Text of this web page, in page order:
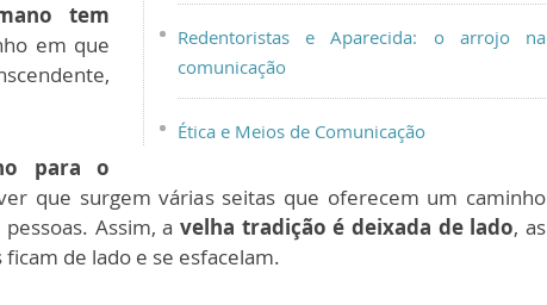
Redentoristas e Aparecida: o arrojo na
comunicação
Ética e Meios de Comunicação
tem
em que
para o
que surgem várias seitas que oferecem um caminho
Assim, a velha tradição é deixada de lado, as
de lado e se esfacelam.